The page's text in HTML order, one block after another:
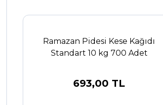
Ramazan Pidesi Kese Kağıdı
Standart 10 kg 700 Adet
693,00 TL